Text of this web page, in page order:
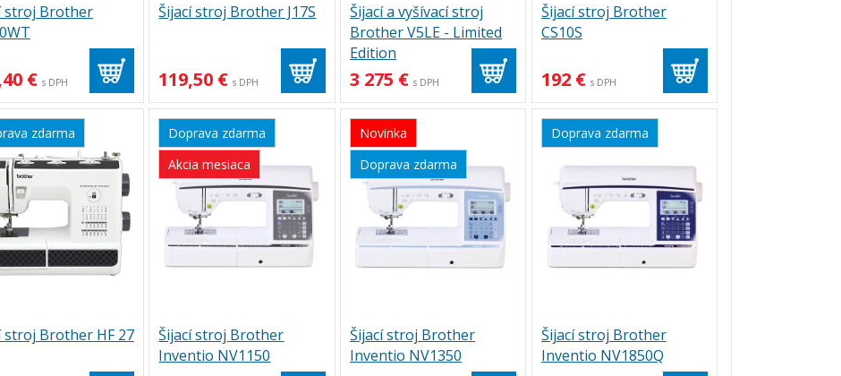
stroj Brother
€ s DPH
Šijací stroj Brother J17S
119,50 € s DPH
Šijací a vyšívací stroj
Brother V5LE - Limited
Edition
3 275 € s DPH
Šijací stroj Brother
CS10S
192 € s DPH
zdarma
stroj Brother HF 27
Doprava zdarma
Akcia mesiaca
Šijací stroj Brother
Inventio NV1150
Novinka
Doprava zdarma
Šijací stroj Brother
Inventio NV1350
Doprava zdarma
Šijací stroj Brother
Inventio NV1850Q